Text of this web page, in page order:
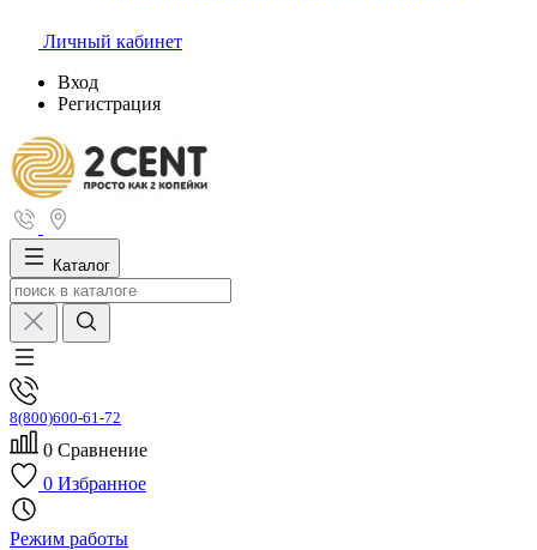
Личный кабинет
Вход
Регистрация
Каталог
8(800)600-61-72
0 Сравнение
0 Избранное
Режим работы